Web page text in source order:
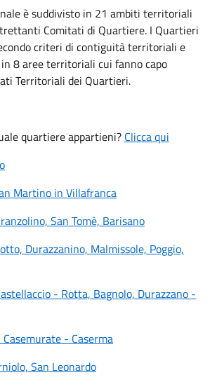
è suddivisto in 21 ambiti territoriali
Comitati di Quartiere. I Quartieri
criteri di contiguità territoriali e
8 aree territoriali cui fanno capo
Territoriali dei Quartieri.
quartiere appartieni? Clicca qui
Martino in Villafranca
San Tomè, Barisano
Durazzanino, Malmissole, Poggio,
- Rotta, Bagnolo, Durazzano -
- Caserma
San Leonardo